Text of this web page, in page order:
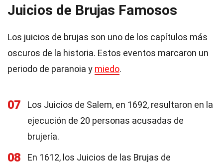
Juicios de Brujas Famosos
Los juicios de brujas son uno de los capítulos más
oscuros de la historia. Estos eventos marcaron un
periodo de paranoia y miedo.
07
Los Juicios de Salem, en 1692, resultaron en la
ejecución de 20 personas acusadas de
brujería.
08
En 1612, los Juicios de las Brujas de